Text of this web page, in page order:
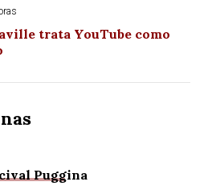
trata YouTube como
Puggina